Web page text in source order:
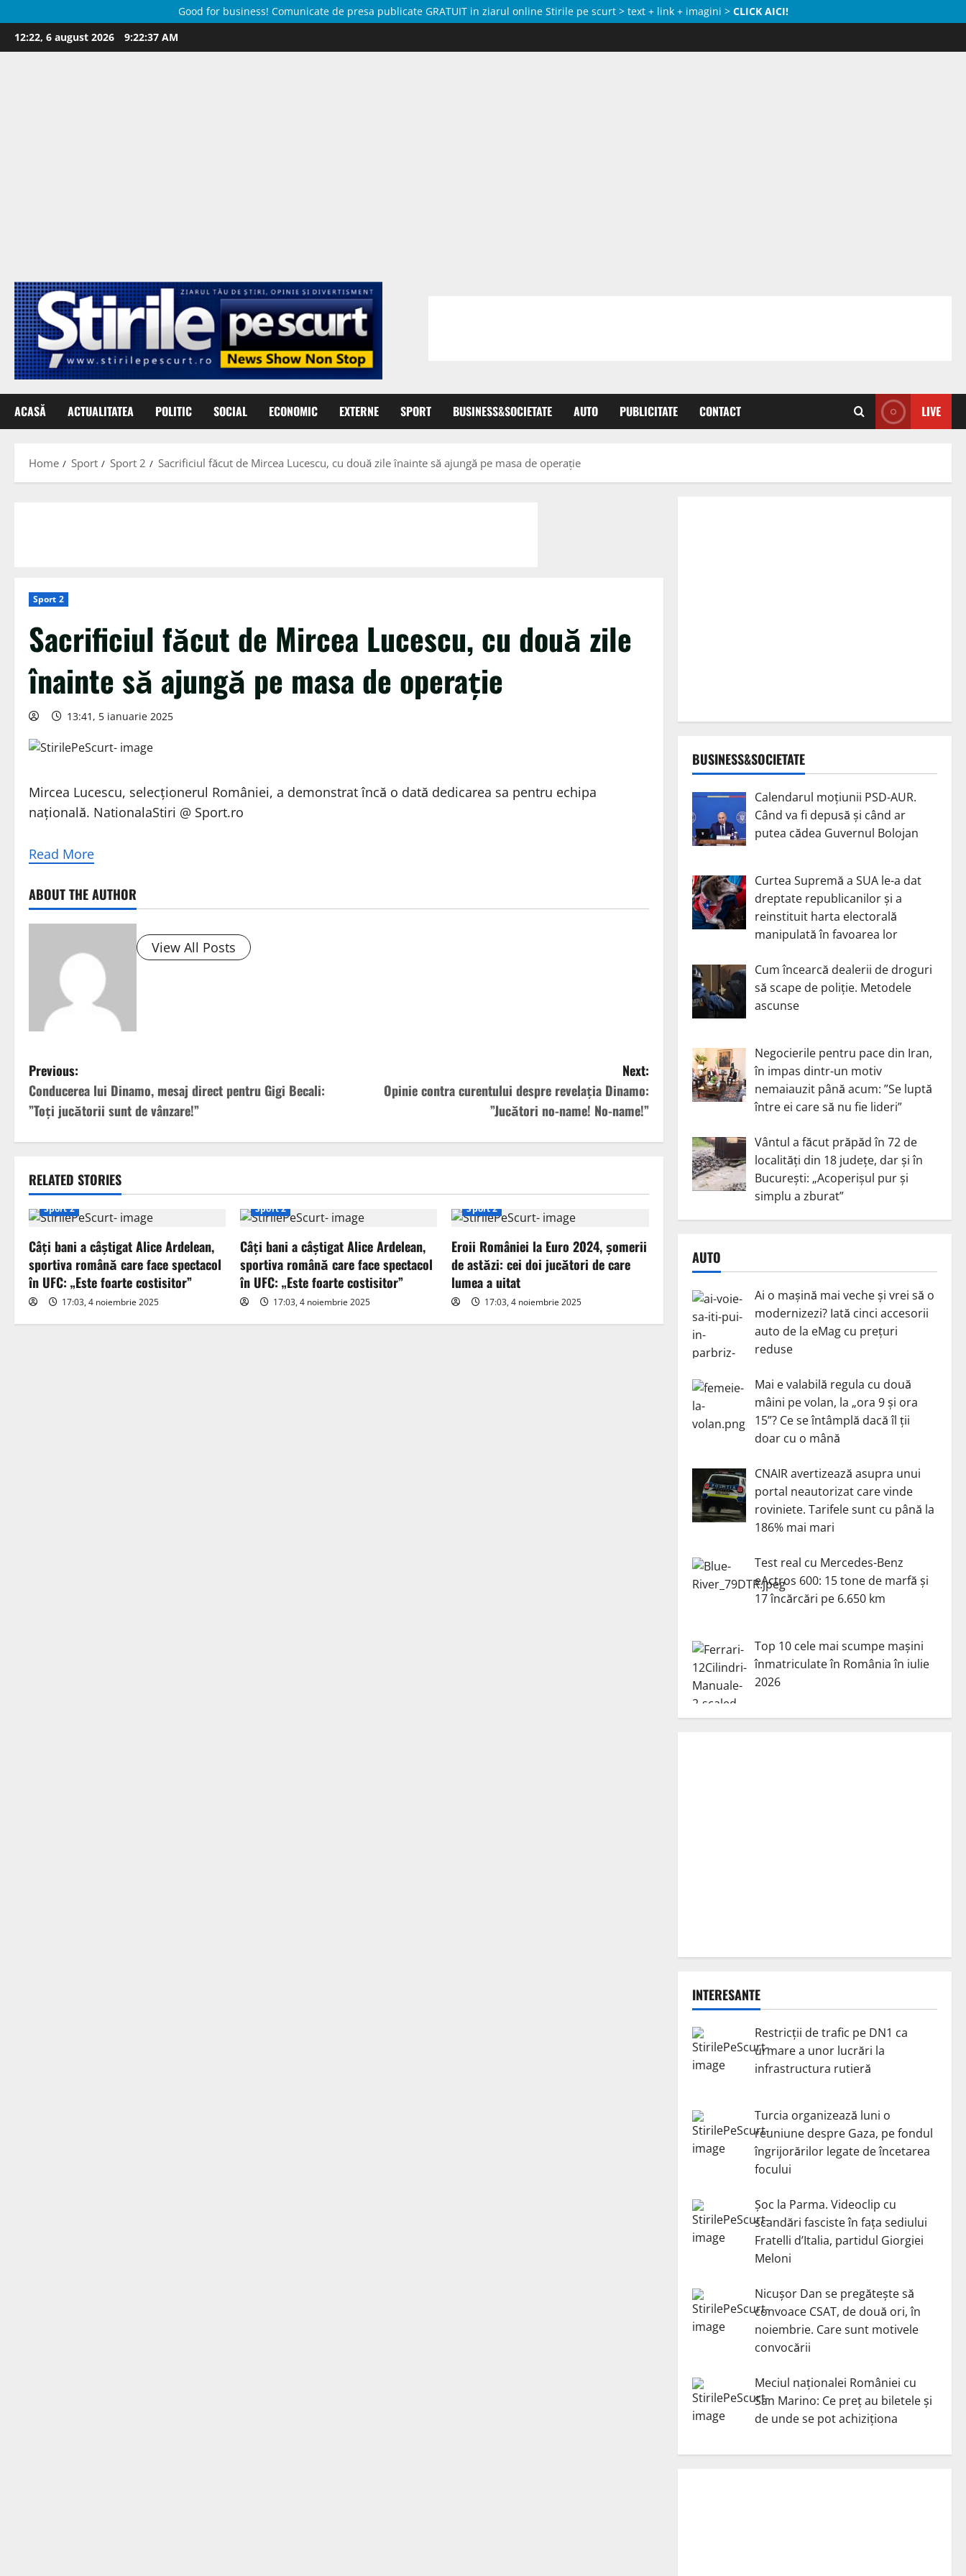
Good for business! Comunicate de presa publicate GRATUIT in ziarul online Stirile pe scurt > text + link + imagini > CLICK AICI!
Skip
to
12:22, 6 august 2026 9:22:38 AM
ACASĂ ACTUALITATEA POLITIC SOCIAL ECONOMIC EXTERNE SPORT BUSINESS&SOCIETATE AUTO PUBLICITATE CONTACT LIVE
Home Sport Sport 2 Sacrificiul făcut de Mircea Lucescu, cu două zile înainte să ajungă pe masa de operație
Sport 2
Sacrificiul făcut de Mircea Lucescu, cu două zile
înainte să ajungă pe masa de operație
13:41, 5 ianuarie 2025
Mircea Lucescu, selecționerul României, a demonstrat încă o dată dedicarea sa pentru echipa
națională. NationalaStiri @ Sport.ro
Read More
ABOUT THE AUTHOR
View All Posts
P
o
s
n
a
v
i
g
Previous:
Conducerea lui Dinamo, mesaj direct pentru Gigi Becali:
”Toți jucătorii sunt de vânzare!”
Next:
Opinie contra curentului despre revelația Dinamo:
”Jucători no-name! No-name!”
RELATED STORIES
Sport 2
Câți bani a câștigat Alice Ardelean,
sportiva română care face spectacol
în UFC: „Este foarte costisitor”
17:03, 4 noiembrie 2025
Sport 2
Câți bani a câștigat Alice Ardelean,
sportiva română care face spectacol
în UFC: „Este foarte costisitor”
17:03, 4 noiembrie 2025
Sport 2
Eroii României la Euro 2024, șomerii
de astăzi: cei doi jucători de care
lumea a uitat
17:03, 4 noiembrie 2025
BUSINESS&SOCIETATE
Calendarul moțiunii PSD-AUR.
Când va fi depusă și când ar
putea cădea Guvernul Bolojan
Curtea Supremă a SUA le-a dat
dreptate republicanilor și a
reinstituit harta electorală
manipulată în favoarea lor
Cum încearcă dealerii de droguri
să scape de poliție. Metodele
ascunse
Negocierile pentru pace din Iran,
în impas dintr-un motiv
nemaiauzit până acum: ”Se luptă
între ei care să nu fie lideri”
Vântul a făcut prăpăd în 72 de
localități din 18 județe, dar și în
București: „Acoperișul pur și
simplu a zburat”
AUTO
Ai o mașină mai veche și vrei să o
modernizezi? Iată cinci accesorii
auto de la eMag cu prețuri
reduse
Mai e valabilă regula cu două
mâini pe volan, la „ora 9 și ora
15”? Ce se întâmplă dacă îl ții
doar cu o mână
CNAIR avertizează asupra unui
portal neautorizat care vinde
roviniete. Tarifele sunt cu până la
186% mai mari
Test real cu Mercedes-Benz
eActros 600: 15 tone de marfă și
17 încărcări pe 6.650 km
Top 10 cele mai scumpe mașini
înmatriculate în România în iulie
2026
INTERESANTE
Restricții de trafic pe DN1 ca
urmare a unor lucrări la
infrastructura rutieră
Turcia organizează luni o
reuniune despre Gaza, pe fondul
îngrijorărilor legate de încetarea
focului
Șoc la Parma. Videoclip cu
scandări fasciste în fața sediului
Fratelli d’Italia, partidul Giorgiei
Meloni
Nicuşor Dan se pregăteşte să
convoace CSAT, de două ori, în
noiembrie. Care sunt motivele
convocării
Meciul naționalei României cu
San Marino: Ce preț au biletele și
de unde se pot achiziționa